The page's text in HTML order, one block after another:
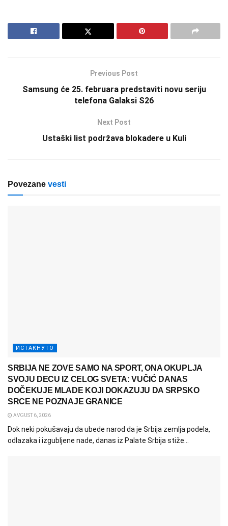
Previous Post
Samsung će 25. februara predstaviti novu seriju
telefona Galaksi S26
Next Post
Ustaški list podržava blokadere u Kuli
Povezane vesti
ИСТАКНУТО
SRBIJA NE ZOVE SAMO NA SPORT, ONA OKUPLJA
SVOJU DECU IZ CELOG SVETA: VUČIĆ DANAS
DOČEKUJE MLADE KOJI DOKAZUJU DA SRPSKO
SRCE NE POZNAJE GRANICE
AVGUST 6, 2026
Dok neki pokušavaju da ubede narod da je Srbija zemlja podela,
odlazaka i izgubljene nade, danas iz Palate Srbija stiže...